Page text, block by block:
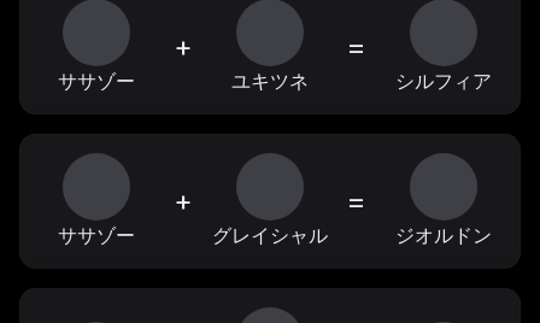
ササゾー
+
ユキツネ
=
シルフィア
ササゾー
+
グレイシャル
=
ジオルドン